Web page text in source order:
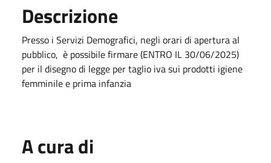
Descrizione
Presso i Servizi Demografici, negli orari di apertura al
pubblico, è possibile firmare (ENTRO IL 30/06/2025)
per il disegno di legge per taglio iva sui prodotti igiene
femminile e prima infanzia
A cura di